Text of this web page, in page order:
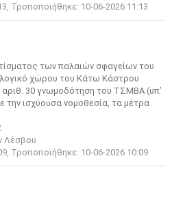
Τροποποιήθηκε: 10-06-2026 11:13
των παλαιών σφαγείων του
χώρου του Κάτω Κάστρου
αριθ. 30 γνωμοδότηση του ΤΣΜΒΑ (υπ’
την ισχύουσα νομοθεσία, τα μέτρα
Λέσβου
Τροποποιήθηκε: 10-06-2026 10:09